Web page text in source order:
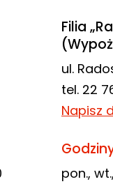
Filia
ul.
tel. 22
Napisz
pon.,